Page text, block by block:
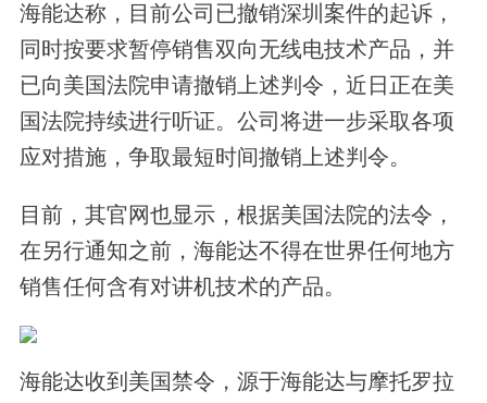
海能达称，目前公司已撤销深圳案件的起诉，
同时按要求暂停销售双向无线电技术产品，并
已向美国法院申请撤销上述判令，近日正在美
国法院持续进行听证。公司将进一步采取各项
应对措施，争取最短时间撤销上述判令。
目前，其官网也显示，根据美国法院的法令，
在另行通知之前，海能达不得在世界任何地方
销售任何含有对讲机技术的产品。
海能达收到美国禁令，源于海能达与摩托罗拉